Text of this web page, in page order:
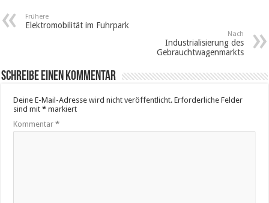
Frühere
Elektromobilität im Fuhrpark
Nach
Industrialisierung des
Gebrauchtwagenmarkts
Schreibe einen Kommentar
Deine E-Mail-Adresse wird nicht veröffentlicht. Erforderliche Felder
sind mit* markiert
Kommentar*